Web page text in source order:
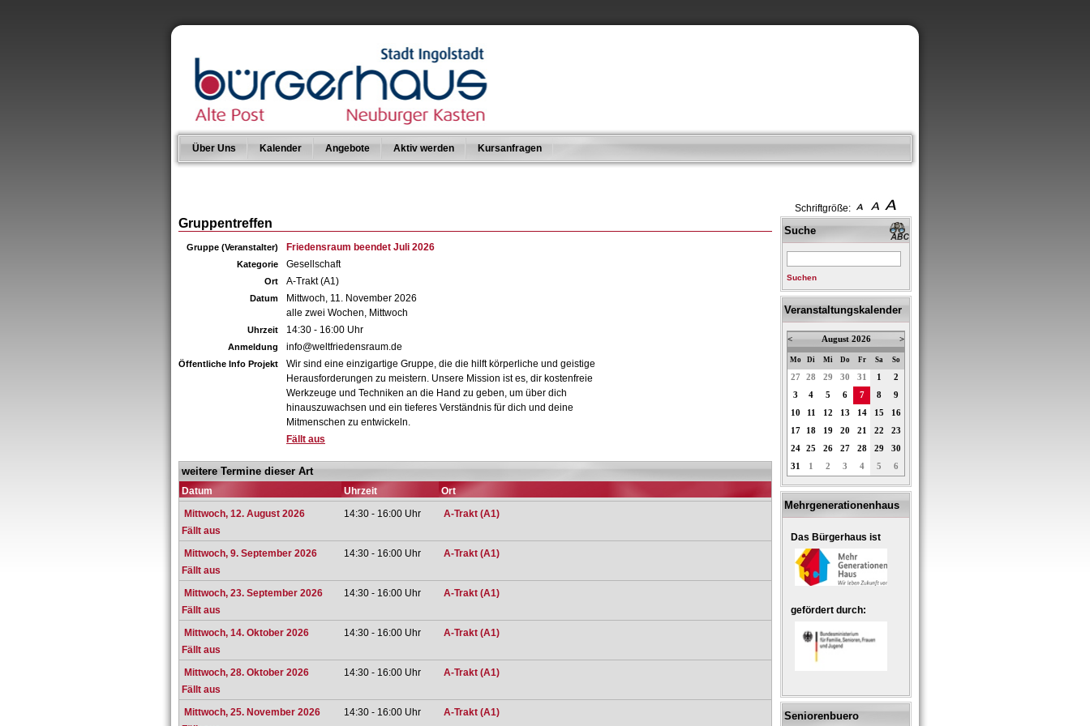
Schriftgröße:
Über Uns Kalender Angebote Aktiv werden Kursanfragen
Gruppentreffen
Gruppe (Veranstalter) Friedensraum beendet Juli 2026
Kategorie Gesellschaft
Ort A-Trakt (A1)
Datum
Mittwoch, 11. November 2026
alle zwei Wochen, Mittwoch
Uhrzeit 14:30 - 16:00 Uhr
Anmeldung info@weltfriedensraum.de
Öffentliche Info Projekt
Wir sind eine einzigartige Gruppe, die die hilft körperliche und geistige
Herausforderungen zu meistern. Unsere Mission ist es, dir kostenfreie
Werkzeuge und Techniken an die Hand zu geben, um über dich
hinauszuwachsen und ein tieferes Verständnis für dich und deine
Mitmenschen zu entwickeln.
Fällt aus
weitere Termine dieser Art
Datum Uhrzeit
Ort
Mittwoch, 12. August 2026
Fällt aus
14:30 - 16:00 Uhr A-Trakt (A1)
Mittwoch, 9. September 2026
Fällt aus
14:30 - 16:00 Uhr A-Trakt (A1)
Mittwoch, 23. September 2026
Fällt aus
14:30 - 16:00 Uhr A-Trakt (A1)
Mittwoch, 14. Oktober 2026
Fällt aus
14:30 - 16:00 Uhr A-Trakt (A1)
Mittwoch, 28. Oktober 2026
Fällt aus
14:30 - 16:00 Uhr A-Trakt (A1)
Mittwoch, 25. November 2026
14:30 - 16:00 Uhr A-Trakt (A1)
Suche
Suchen
Veranstaltungskalender
< August 2026 >
Mo Di Mi Do Fr Sa So
27 28 29 30 31 1
2
3
4 5 6 7 8
9
10
11 12 13 14 15
16
17
18 19 20 21 22
23
24
25 26 27 28 29
30
31
1 2 3 4 5 6
Mehrgenerationenhaus
Das Bürgerhaus ist
gefördert durch:
Seniorenbuero